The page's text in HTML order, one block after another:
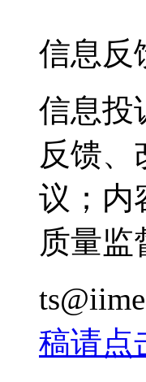
信息反
信息投
反馈、
议；内
质量监
稿请点